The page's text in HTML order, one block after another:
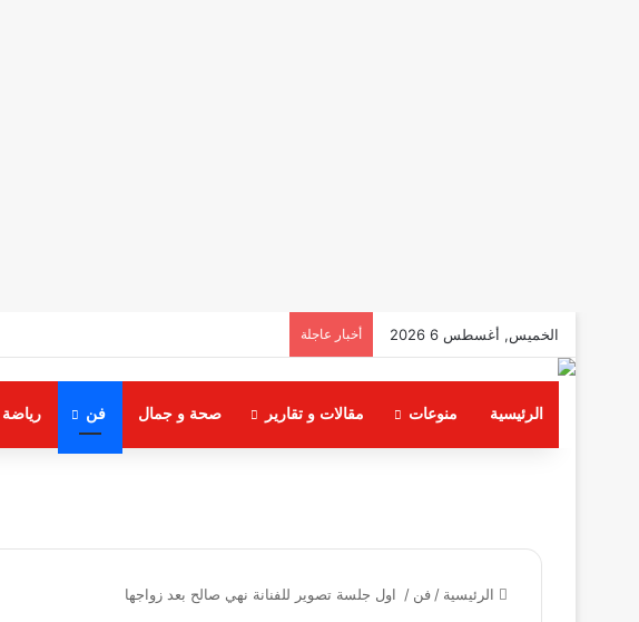
الخميس, أغسطس 6 2026 أخبار عاجلة
الرئيسية منوعات مقالات و تقارير صحة و جمال فن رياضة
الرئيسية / فن / اول جلسة تصوير للفنانة نهي صالح بعد زواجها